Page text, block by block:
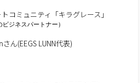
コミュニティ「キラグレース」
ジネスパートナー）
ん(EEGS LUNN代表)